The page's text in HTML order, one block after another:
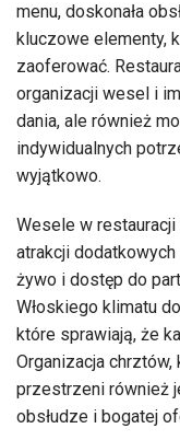
menu, doskonała
kluczowe elementy,
zaoferować.
organizacji wesel i
dania, ale również
indywidualnych
wyjątkowo.
Wesele w
atrakcji
żywo i dostęp do
Włoskiego klimatu
które sprawiają, że
Organizacja
przestrzeni również
obsłudze i bogatej